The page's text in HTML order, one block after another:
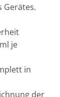
Gerätes.
je
in
der